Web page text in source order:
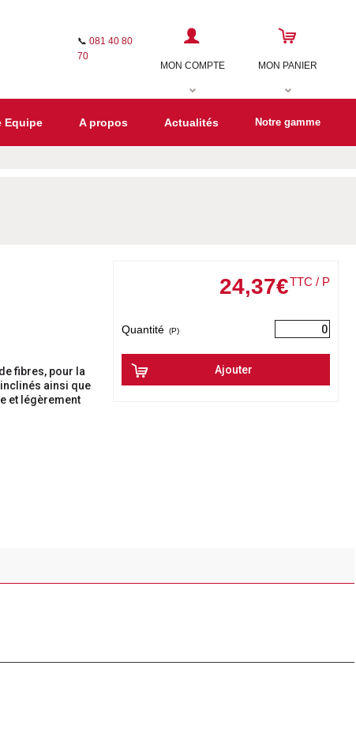
📞 081 40 80
70
MON COMPTE
MON PANIER
Equipe A propos Actualités Notre gamme
fibres, pour la
ainsi que
et légèrement
24,37€TTC / P
Quantité (P)
Ajouter